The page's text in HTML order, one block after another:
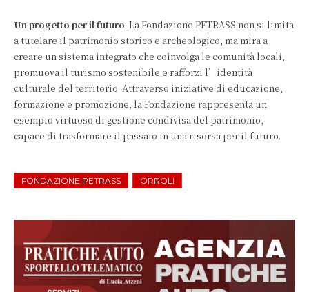
Un progetto per il futuro. La Fondazione PETRASS non si limita
a tutelare il patrimonio storico e archeologico, ma mira a
creare un sistema integrato che coinvolga le comunità locali,
promuova il turismo sostenibile e rafforzi l’identità
culturale del territorio. Attraverso iniziative di educazione,
formazione e promozione, la Fondazione rappresenta un
esempio virtuoso di gestione condivisa del patrimonio,
capace di trasformare il passato in una risorsa per il futuro.
FONDAZIONE PETRASS ORROLI